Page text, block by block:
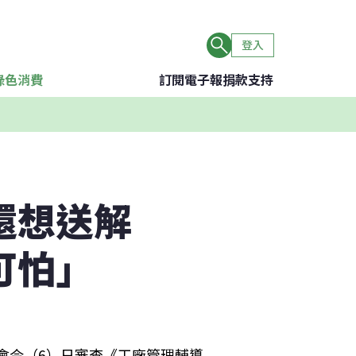
登入
色消費 訂閱電子報捐款支持
想送解
」